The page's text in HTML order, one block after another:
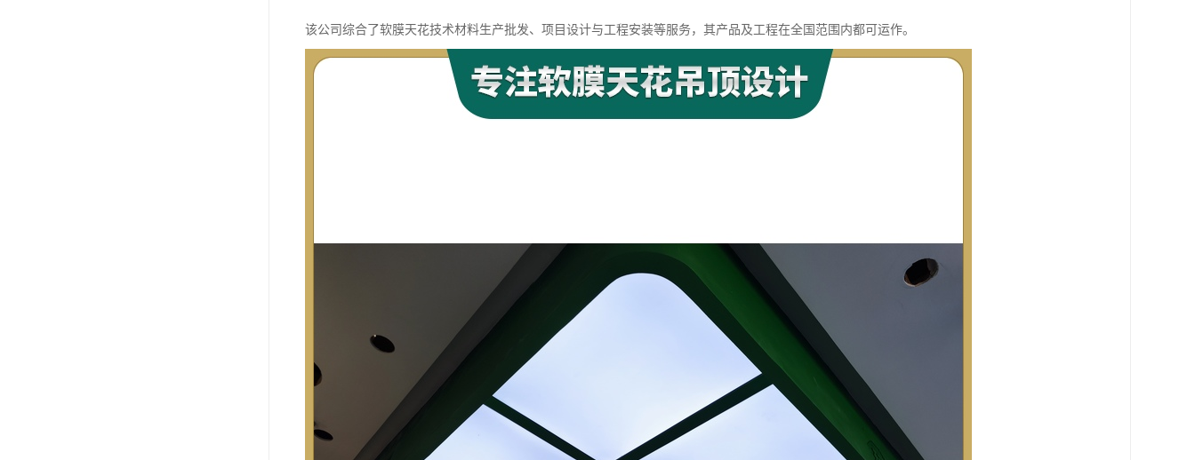
该公司综合了软膜天花技术材料生产批发、项目设计与工程安装等服务，其产品及工程在全国范围内都可运作。